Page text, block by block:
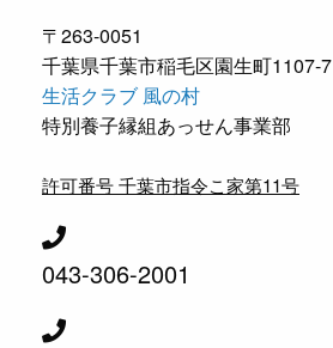
〒263-0051
千葉県千葉市稲毛区園生町1107-7
生活クラブ 風の村
特別養子縁組あっせん事業部
許可番号 千葉市指令こ家第11号
043-306-2001